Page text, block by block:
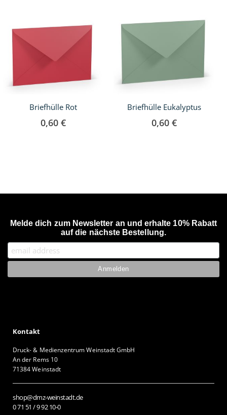
Briefhülle Rot
0,60 €
Briefhülle Eukalyptus
0,60 €
Melde dich zum Newsletter an und erhalte 10% Rabatt
auf die nächste Bestellung.
Kontakt
Druck- & Medienzentrum Weinstadt GmbH
An der Rems 10
71384 Weinstadt
shop@dmz-weinstadt.de
0 71 51 / 9 92 10-0